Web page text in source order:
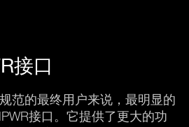
接口
范的最终用户来说，最明显的
接口。它提供了更大的功